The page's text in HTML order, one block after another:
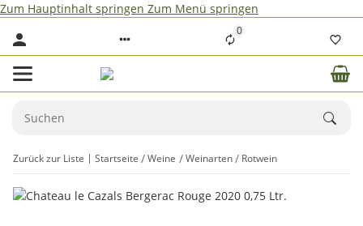
Zum Hauptinhalt springen Zum Menü springen
0
Zurück zur Liste Startseite Weine Weinarten Rotwein